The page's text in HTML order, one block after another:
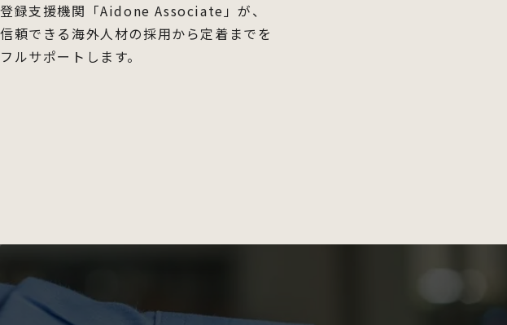
登録支援機関「Aidone Associate」が、
信頼できる海外人材の採用から定着までを
フルサポートします。